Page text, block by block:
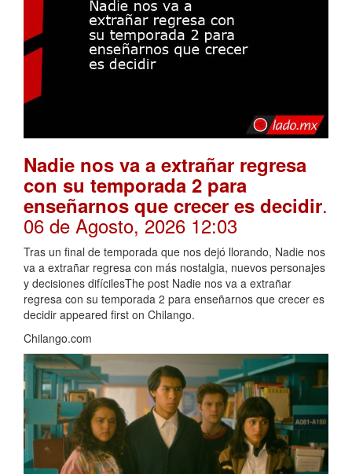
Nadie nos va a extrañar regresa
con su temporada 2 para
enseñarnos que crecer es decidir.
06 de Agosto, 2026 12:03
Tras un final de temporada que nos dejó llorando, Nadie nos
va a extrañar regresa con más nostalgia, nuevos personajes
y decisiones difícilesThe post Nadie nos va a extrañar
regresa con su temporada 2 para enseñarnos que crecer es
decidir appeared first on Chilango.
Chilango.com